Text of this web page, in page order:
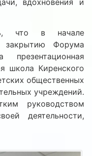
вдохновения и
что в начале
закрытию Форума
презентационная
школа Киренского
общественных
учреждений.
руководством
деятельности,